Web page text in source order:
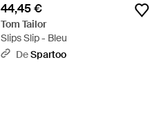
44,45 €
Tom Tailor
Slips Slip - Bleu
DeSpartoo